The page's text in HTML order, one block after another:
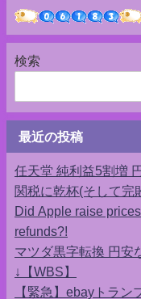
検索
最近の投稿
任天堂 純利益5割増
関税に乾杯(そして完
Did Apple raise
refunds?!
マツダ黒字転換 円安
↓【WBS】
【緊急】ebayトラ